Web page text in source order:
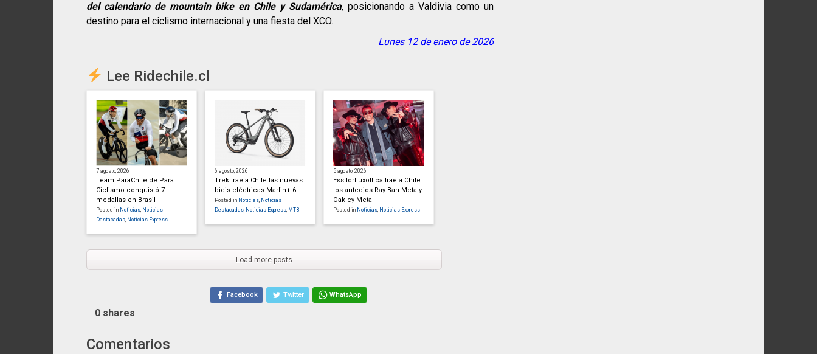
del calendario de mountain bike en Chile y Sudamérica, posicionando a Valdivia como un
destino para el ciclismo internacional y una fiesta del XCO.
Lunes 12 de enero de 2026
Lee Ridechile.cl
7 agosto, 2026
Team ParaChile de Para
Ciclismo conquistó 7
medallas en Brasil
Posted in Noticias Noticias
Destacadas Noticias Express
6 agosto, 2026
Trek trae a Chile las nuevas
bicis eléctricas Marlin+ 6
Posted in Noticias Noticias
Destacadas Noticias Express MTB
5 agosto, 2026
EssilorLuxottica trae a Chile
los anteojos Ray-Ban Meta y
Oakley Meta
Posted in Noticias Noticias Express
Load more posts
Facebook Twitter WhatsApp
0 shares
Comentarios